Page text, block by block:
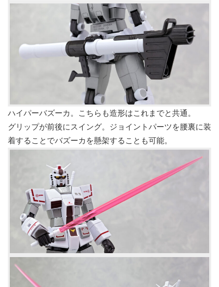
ハイパーバズーカ。こちらも造形はこれまでと共通。
グリップが前後にスイング。ジョイントパーツを腰裏に装
着することでバズーカを懸架することも可能。